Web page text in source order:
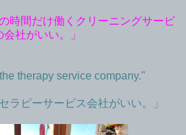
時間だけ働くクリーニングサービ
会社がいい。」
therapy service company."
ラピーサービス会社がいい。」